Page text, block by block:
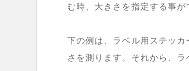
む時、大きさを指定する事が
下の例は、ラベル用ステッ
さを測ります。それから、ラ